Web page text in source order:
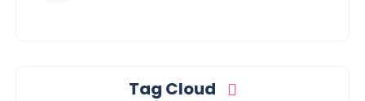
Tag Cloud